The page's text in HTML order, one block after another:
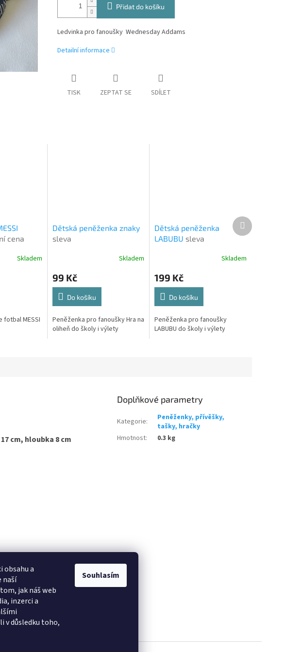
obsahu a
naší
jak náš web
inzerci a
v důsledku toho,
Souhlasím
Přidat do košíku
Ledvinka pro fanoušky Wednesday Addams
Detailní informace
TISK ZEPTAT SE SDÍLET
cena
Skladem
MESSI
Dětská peněženka znaky
sleva
Skladem
99 Kč
Do košíku
Peněženka pro fanoušky Hra na
oliheň do školy i výlety
Dětská peněženka
LABUBU sleva
Skladem
199 Kč
Do košíku
Peněženka pro fanoušky
LABUBU do školy i výlety
Další
produkt
cm, hloubka 8 cm
Doplňkové parametry
Kategorie:
Peněženky, přívěšky,
tašky, hračky
Hmotnost: 0.3 kg
Levné ubytování Praha